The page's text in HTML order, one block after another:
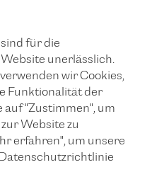
für die
unerlässlich.
wir Cookies,
Funktionalität der
auf "Zustimmen", um
Website zu
erfahren", um unsere